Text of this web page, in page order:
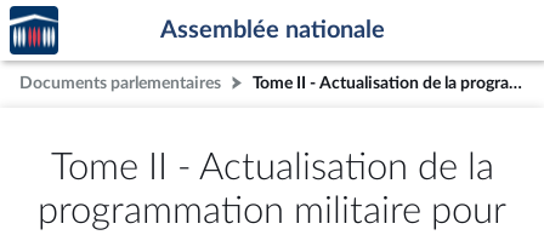
Aller au contenu
Aller en bas de la page
Accèder
à la
page
d'accueil
Assemblée nationale
Documents parlementaires Tome II - Actualisation de la programmation militaire pour les années 2024 à 2030 et diverses dispositions intéressant la défense
Tome II - Actualisation de la
programmation militaire pour